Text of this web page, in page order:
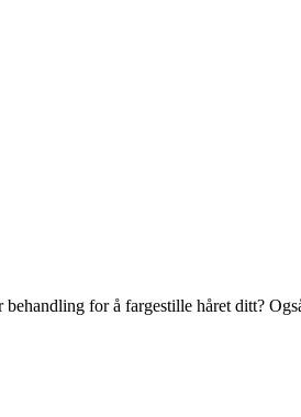
for å fargestille håret ditt?